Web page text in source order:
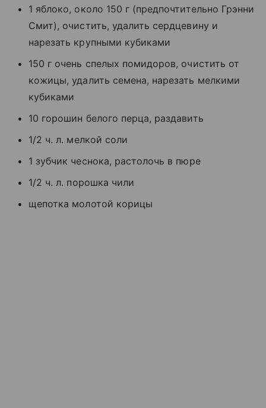
1 яблоко, около 150 г (предпочтительно Грэнни
Смит), очистить, удалить сердцевину и
нарезать крупными кубиками
150 г очень спелых помидоров, очистить от
кожицы, удалить семена, нарезать мелкими
кубиками
10 горошин белого перца, раздавить
1/2 ч. л. мелкой соли
1 зубчик чеснока, растолочь в пюре
1/2 ч. л. порошка чили
щепотка молотой корицы